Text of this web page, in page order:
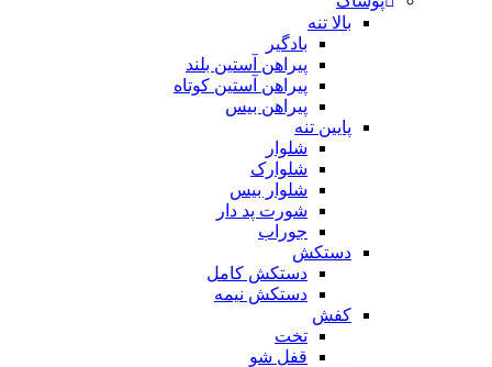
بالا تنه
بادگیر
پیراهن آستین بلند
پیراهن آستین کوتاه
پیراهن بیس
پایین تنه
شلوار
شلوارک
شلوار بیس
شورت پد دار
جوراب
دستکش
دستکش کامل
دستکش نیمه
کفش
تخت
قفل شو